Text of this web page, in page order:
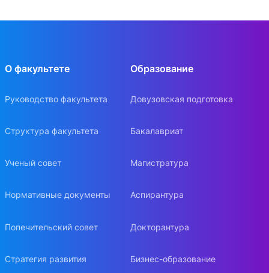
О факультете
Руководство факультета
Структура факультета
Ученый совет
Нормативные документы
Попечительский совет
Стратегия развития
Образование
Довузовская подготовка
Бакалавриат
Магистратура
Аспирантура
Докторантура
Бизнес-образование